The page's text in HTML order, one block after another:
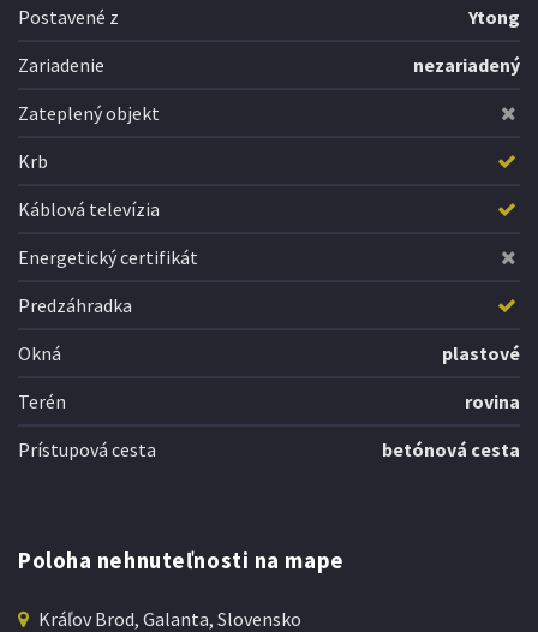
Postavené z
Ytong
Zariadenie
nezariadený
Zateplený objekt
Krb
Káblová televízia
Energetický certifikát
Predzáhradka
Okná
plastové
Terén
rovina
Prístupová cesta
betónová cesta
Poloha nehnuteľnosti na mape
Kráľov Brod, Galanta, Slovensko